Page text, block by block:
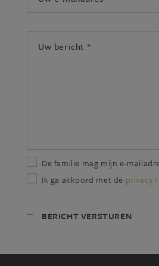
*
bericht:
De familie mag mijn e-
Ik ga akkoord met de privacy
BERICHT VERSTUREN